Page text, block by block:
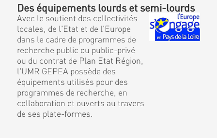
Des équipements lourds et semi-lourds
Avec le soutient des collectivités
locales, de l'Etat et de l'Europe
dans le cadre de programmes de
recherche public ou public-privé
ou du contrat de Plan Etat Région,
l'UMR GEPEA possède des
équipements utilisés pour des
programmes de recherche, en
collaboration et ouverts au travers
de ses plate-formes.